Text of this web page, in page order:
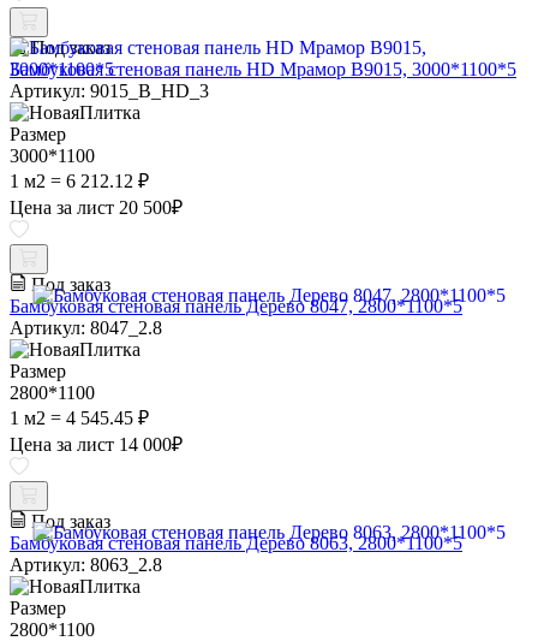
Под заказ
Бамбуковая стеновая панель HD Мрамор B9015, 3000*1100*5
Артикул: 9015_B_HD_3
Размер
3000*1100
1 м2 = 6 212.12 ₽
Цена за лист 20 500₽
Под заказ
Бамбуковая стеновая панель Дерево 8047, 2800*1100*5
Артикул: 8047_2.8
Размер
2800*1100
1 м2 = 4 545.45 ₽
Цена за лист 14 000₽
Под заказ
Бамбуковая стеновая панель Дерево 8063, 2800*1100*5
Артикул: 8063_2.8
Размер
2800*1100